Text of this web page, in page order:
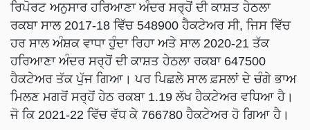
ਰਿਪੋਰਟ ਅਨੁਸਾਰ ਹਰਿਆਣਾ ਅੰਦਰ ਸਰ੍ਹੋਂ ਦੀ ਕਾਸ਼ਤ ਹੇਠਲਾ
ਰਕਬਾ ਸਾਲ 2017-18 ਵਿੱਚ 548900 ਹੈਕਟੇਅਰ ਸੀ, ਜਿਸ ਵਿੱਚ
ਹਰ ਸਾਲ ਅੰਸ਼ਕ ਵਾਧਾ ਹੁੰਦਾ ਰਿਹਾ ਅਤੇ ਸਾਲ 2020-21 ਤੱਕ
ਹਰਿਆਣਾ ਅੰਦਰ ਸਰ੍ਹੋਂ ਦੀ ਕਾਸ਼ਤ ਹੇਠਲਾ ਰਕਬਾ 647500
ਹੈਕਟੇਅਰ ਤੱਕ ਪੁੱਜ ਗਿਆ। ਪਰ ਪਿਛਲੇ ਸਾਲ ਫ਼ਸਲਾਂ ਦੇ ਚੰਗੇ ਭਾਅ
ਮਿਲਣ ਮਗਰੋਂ ਸਰ੍ਹੋਂ ਹੇਠ ਰਕਬਾ 1.19 ਲੱਖ ਹੈਕਟੇਅਰ ਵਧਿਆ ਹੈ।
ਜੋ ਕਿ 2021-22 ਵਿੱਚ ਵੱਧ ਕੇ 766780 ਹੈਕਟੇਅਰ ਹੋ ਗਿਆ ਹੈ।